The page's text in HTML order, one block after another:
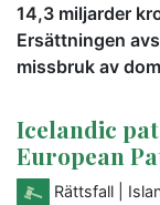
14,3 miljarder
Ersättningen
missbruk av
Icelandic
European
Rättsfall |